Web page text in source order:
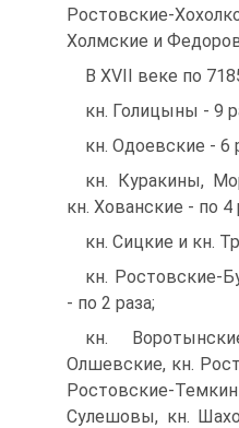
Ростовские-
Холмские и
В XVII веке по
кн. Голицыны - 9
кн. Одоевские - 6
кн. Куракины,
кн. Хованские - по 4
кн. Сицкие и кн.
кн. Ростовские-
- по 2 раза;
кн.
Олшевские, кн.
Ростовские-
Сулешовы, кн.